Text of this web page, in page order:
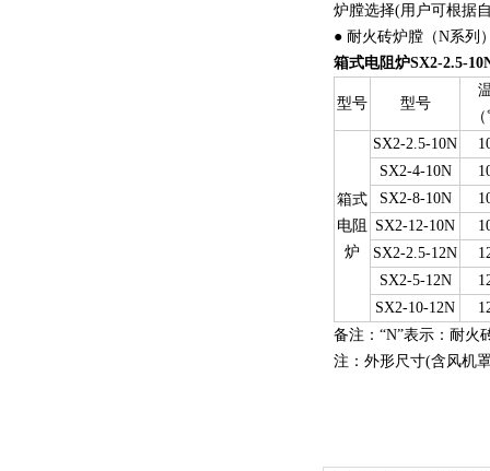
炉膛选择(用户可根据
● 耐火砖炉膛（N系列
箱式电阻炉SX2-2.5-
型号 型号
箱式
电阻
炉
SX2-2.5-10N
SX2-4-10N
SX2-8-10N
SX2-12-10N
SX2-2.5-12N
SX2-5-12N
SX2-10-12N
备注：“N”表示：耐
注：外形尺寸(含风机